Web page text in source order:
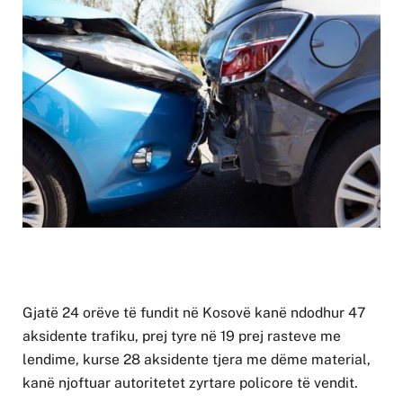
Gjatë 24 orëve të fundit në Kosovë kanë ndodhur 47
aksidente trafiku, prej tyre në 19 prej rasteve me
lendime, kurse 28 aksidente tjera me dëme material,
kanë njoftuar autoritetet zyrtare policore të vendit.